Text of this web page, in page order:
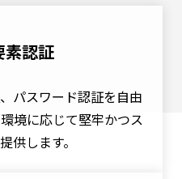
素認証
パスワード認証を自由
境に応じて堅牢かつス
供します。